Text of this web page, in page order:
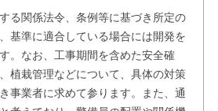
る関係法令、条例等に基づき所定の
基準に適合している場合には開発を
。なお、工事期間を含めた安全確
植栽管理などについて、具体の対策
事業者に求めて参ります。また、通